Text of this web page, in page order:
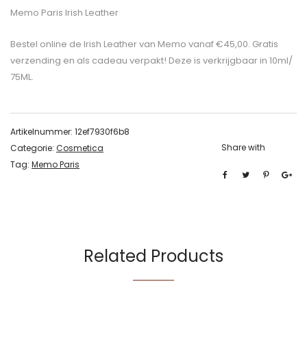
Memo Paris Irish Leather
Bestel online de Irish Leather van Memo vanaf €45,00. Gratis
verzending en als cadeau verpakt! Deze is verkrijgbaar in 10ml/
75ML.
Artikelnummer: 12ef7930f6b8
Categorie: Cosmetica
Tag: Memo Paris
Share with
Related Products